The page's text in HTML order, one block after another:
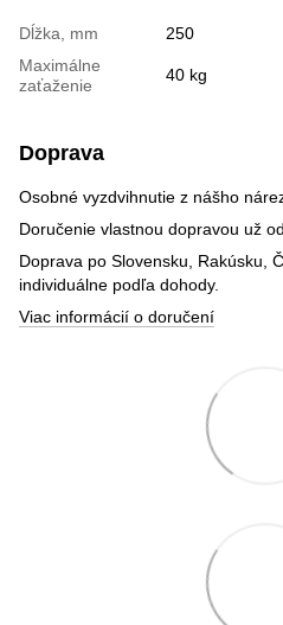
Dĺžka, mm
250
Maximálne
zaťaženie
40 kg
Doprava
Osobné vyzdvihnutie z nášho
Doručenie vlastnou dopravou už
Doprava po Slovensku, Rakúsku,
individuálne podľa dohody.
Viac informácií o doručení